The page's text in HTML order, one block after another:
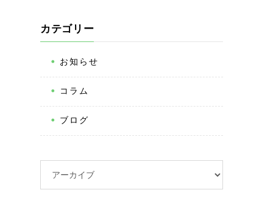
カテゴリー
お知らせ
コラム
ブログ